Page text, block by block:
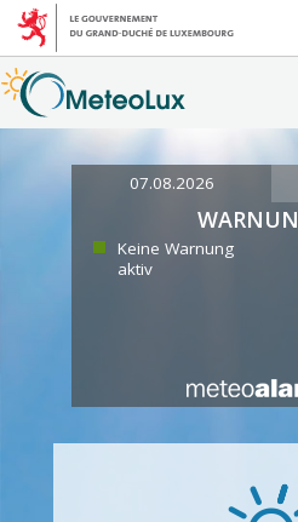
07.08.2026
Keine Warnung
aktiv